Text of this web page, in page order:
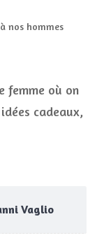
nos hommes
femme où on
cadeaux,
Vaglio